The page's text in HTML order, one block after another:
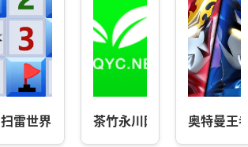
扫雷世界 茶竹永川网-重庆永川生活门
奥特曼王